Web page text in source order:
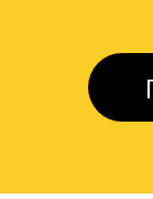
/// Плесецк
/// Нарьян-
///
/// Вельск